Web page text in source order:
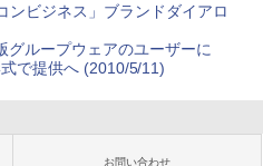
ンビジネス」ブランドダイアロ
グループウェアのユーザーに
で提供へ (2010/5/11)
お問い合わせ